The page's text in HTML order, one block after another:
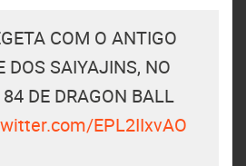
COM O ANTIGO
DOS SAIYAJINS, NO
DE DRAGON BALL
EPL2IIxvAO